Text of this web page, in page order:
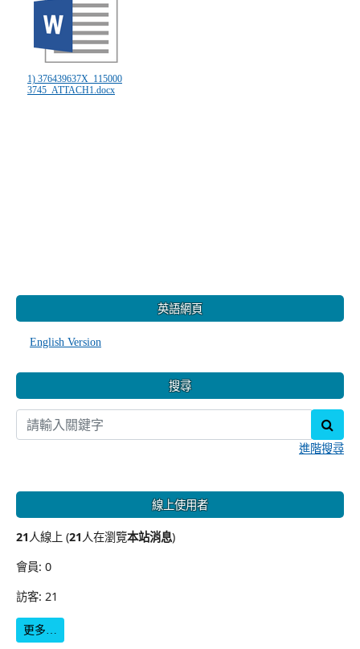
1) 376439637X_115000
3745_ATTACH1.docx
英語網頁
English Version
搜尋
進階搜尋
線上使用者
21人線上 (21人在瀏覽本站消息)
會員: 0
訪客: 21
更多…